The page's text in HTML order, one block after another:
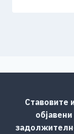
Ставовите